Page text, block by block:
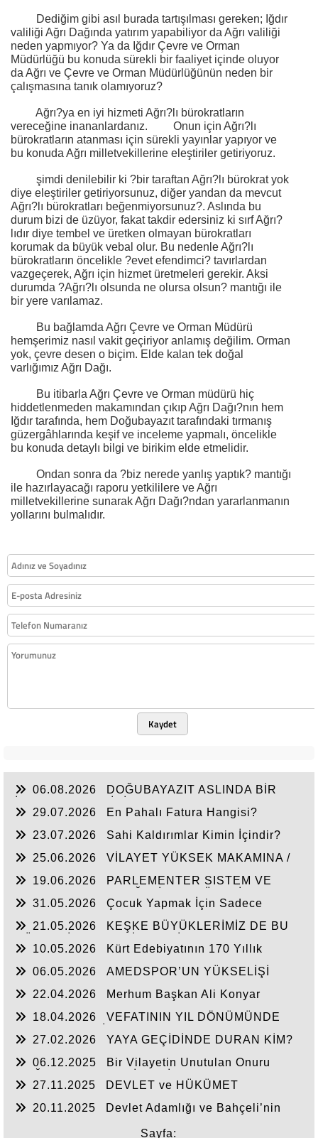
Dediğim gibi asıl burada tartışılması gereken; Iğdır
valiliği Ağrı Dağında yatırım yapabiliyor da Ağrı valiliği
neden yapmıyor? Ya da Iğdır Çevre ve Orman
Müdürlüğü bu konuda sürekli bir faaliyet içinde oluyor
da Ağrı ve Çevre ve Orman Müdürlüğünün neden bir
çalışmasına tanık olamıyoruz?
Ağrı?ya en iyi hizmeti Ağrı?lı bürokratların
vereceğine inananlardanız.
Onun için Ağrı?lı
bürokratların atanması için sürekli yayınlar yapıyor ve
bu konuda Ağrı milletvekillerine eleştiriler getiriyoruz.
şimdi denilebilir ki ?bir taraftan Ağrı?lı bürokrat yok
diye eleştiriler getiriyorsunuz, diğer yandan da mevcut
Ağrı?lı bürokratları beğenmiyorsunuz?. Aslında bu
durum bizi de üzüyor, fakat takdir edersiniz ki sırf Ağrı?
lıdır diye tembel ve üretken olmayan bürokratları
korumak da büyük vebal olur. Bu nedenle Ağrı?lı
bürokratların öncelikle ?evet efendimci? tavırlardan
vazgeçerek, Ağrı için hizmet üretmeleri gerekir. Aksi
durumda ?Ağrı?lı olsunda ne olursa olsun? mantığı ile
bir yere varılamaz.
Bu bağlamda Ağrı Çevre ve Orman Müdürü
hemşerimiz nasıl vakit geçiriyor anlamış değilim. Orman
yok, çevre desen o biçim. Elde kalan tek doğal
varlığımız Ağrı Dağı.
Bu itibarla Ağrı Çevre ve Orman müdürü hiç
hiddetlenmeden makamından çıkıp Ağrı Dağı?nın hem
Iğdır tarafında, hem Doğubayazıt tarafındaki tırmanış
güzergâhlarında keşif ve inceleme yapmalı, öncelikle
bu konuda detaylı bilgi ve birikim elde etmelidir.
Ondan sonra da ?biz nerede yanlış yaptık? mantığı
ile hazırlayacağı raporu yetkililere ve Ağrı
milletvekillerine sunarak Ağrı Dağı?ndan yararlanmanın
yollarını bulmalıdır.
Kaydet
06.08.2026
DOĞUBAYAZIT ASLINDA BİR
29.07.2026
En Pahalı Fatura Hangisi?
23.07.2026
Sahi Kaldırımlar Kimin İçindir?
25.06.2026
VİLAYET YÜKSEK MAKAMINA /
19.06.2026
PARLEMENTER SISTEM VE
DEĞERLENDIRME
31.05.2026
Çocuk Yapmak İçin Sadece
21.05.2026
KEŞKE BÜYÜKLERİMİZ DE BU
10.05.2026
Kürt Edebiyatının 170 Yıllık
06.05.2026
AMEDSPOR’UN YÜKSELİŞİ
22.04.2026
Merhum Başkan Ali Konyar
18.04.2026
VEFATININ YIL DÖNÜMÜNDE
27.02.2026
YAYA GEÇİDİNDE DURAN KİM?
06.12.2025
Bir Vilayetin Unutulan Onuru
27.11.2025
DEVLET ve HÜKÜMET
20.11.2025
Devlet Adamlığı ve Bahçeli’nin
Sayfa: